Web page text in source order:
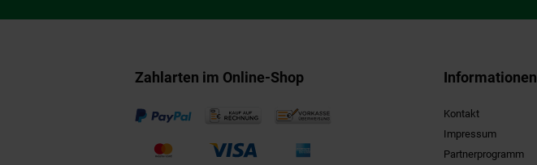
Zahlarten im Online-Shop Informationen
Kontakt
Impressum
Partnerprogramm